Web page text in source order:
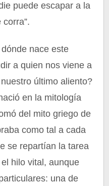
puede escapar a la
nace este
a quien nos viene a
último aliento?
en la mitología
del mito griego de
como tal a cada
se repartían la tarea
hilo vital, aunque
una de